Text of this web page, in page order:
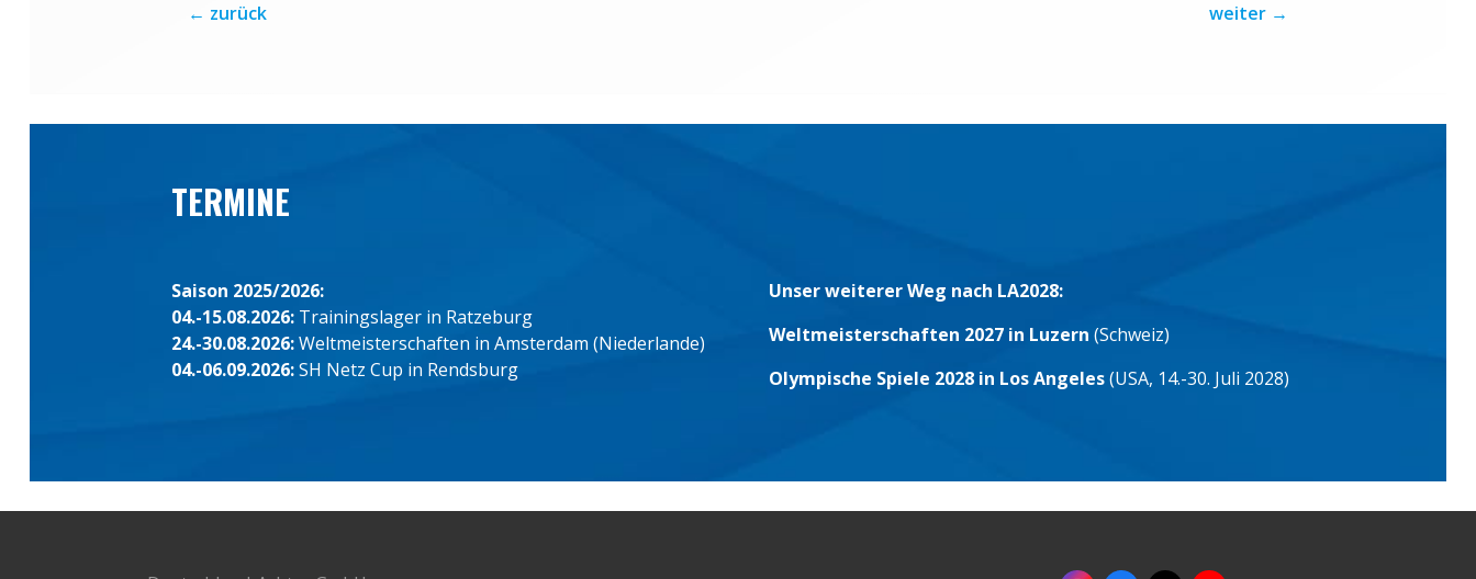
← zurück weiter →
TERMINE
Saison 2025/2026:
04.-15.08.2026: Trainingslager in Ratzeburg
24.-30.08.2026:Weltmeisterschaften in Amsterdam (Niederlande)
04.-06.09.2026:SH Netz Cup in Rendsburg
Unser weiterer Weg nach LA2028:
Weltmeisterschaften 2027 in Luzern (Schweiz)
Olympische Spiele 2028 in Los Angeles(USA, 14.-30. Juli 2028)